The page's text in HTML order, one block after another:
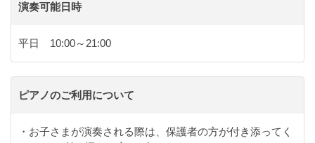
演奏可能日時
平日 10:00～21:00
ピアノのご利用について
・お子さまが演奏される際は、保護者の方が付き添ってく